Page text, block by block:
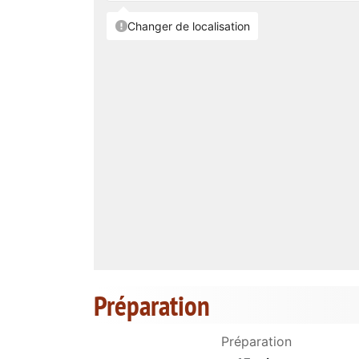
Préparation
Préparation